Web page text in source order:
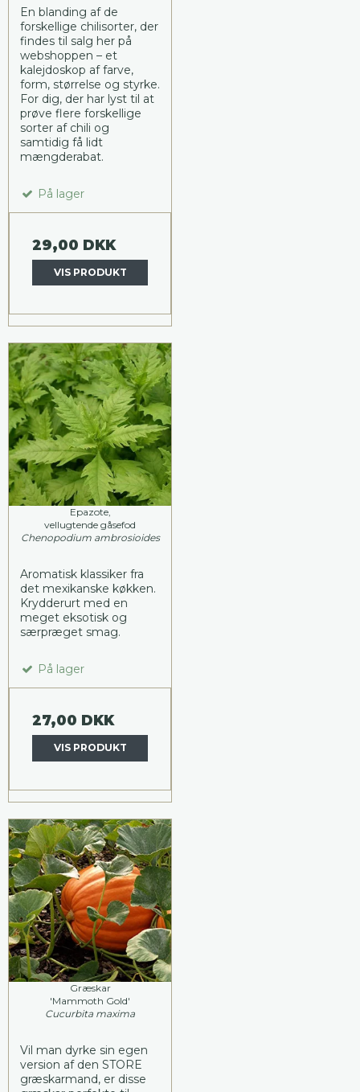
En blanding af de
forskellige chilisorter, der
findes til salg her på
webshoppen – et
kalejdoskop af farve,
form, størrelse og styrke.
For dig, der har lyst til at
prøve flere forskellige
sorter af chili og
samtidig få lidt
mængderabat.
På lager
29,00 DKK
VIS PRODUKT
Epazote,
vellugtende gåsefod
Chenopodium ambrosioides
Aromatisk klassiker fra
det mexikanske køkken.
Krydderurt med en
meget eksotisk og
særpræget smag.
På lager
27,00 DKK
VIS PRODUKT
Græskar
'Mammoth Gold'
Cucurbita maxima
Vil man dyrke sin egen
version af den STORE
græskarmand, er disse